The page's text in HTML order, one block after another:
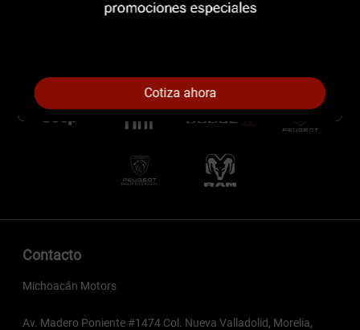
Contacto
Michoacán Motors
Av. Madero Poniente #1474 Col. Nueva Valladolid, Morelia,
Cotiza ahora